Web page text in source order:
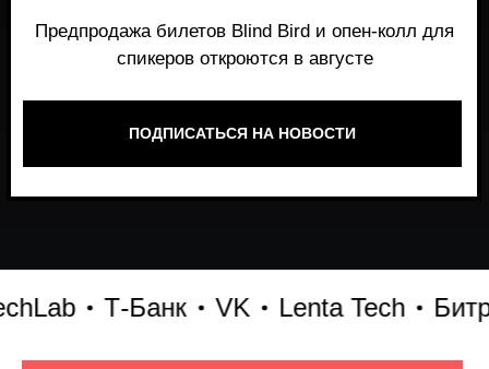
Т-Банк VK Lenta Tech
Место, где можно получить честный,
работает и формирует рынок генеративного